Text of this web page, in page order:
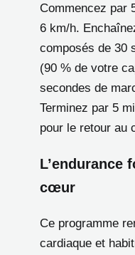
Commencez par
6 km/h.
composés de 30
(90 % de votre
secondes de
Terminez par 5
pour le retour au
L’endurance
cœur
Ce programme
cardiaque et